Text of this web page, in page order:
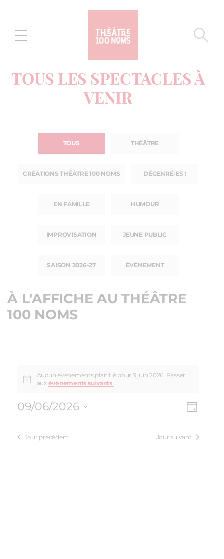
menu
TOUS LES SPECTACLES À
VENIR
TOUS THÉÂTRE
CRÉATIONS THÉÂTRE 100 NOMS DÉGENRÉ·ES !
EN FAMILLE HUMOUR
IMPROVISATION JEUNE PUBLIC
SAISON 2026-27 ÉVÉNEMENT
À L'AFFICHE AU THÉÂTRE
100 NOMS
Aucun évènements planifié pour 9 juin 2026. Passer
aux évènements suivants
Jour
09/06/2026
Jour précédent Jour suivant